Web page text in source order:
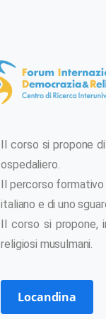
Il corso si propone
ospedaliero.
Il percorso formativo
italiano e di uno
Il corso si propone,
religiosi musulmani.
Locandina